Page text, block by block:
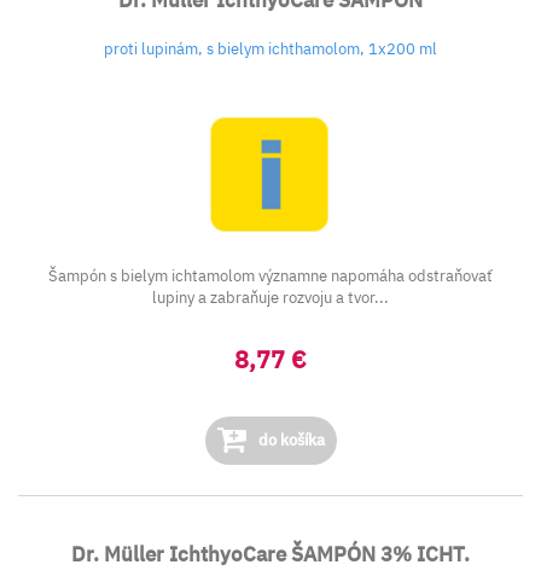
proti lupinám, s bielym ichthamolom, 1x200 ml
Šampón s bielym ichtamolom významne napomáha odstraňovať
lupiny a zabraňuje rozvoju a tvor...
8,77 €
do košíka
Dr. Müller IchthyoCare ŠAMPÓN 3% ICHT.